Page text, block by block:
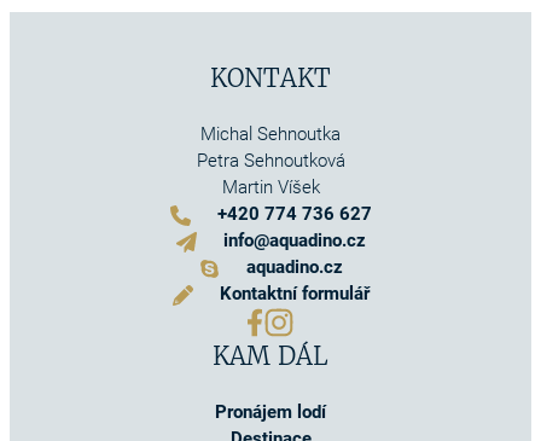
KONTAKT
Michal Sehnoutka
Petra Sehnoutková
Martin Víšek
+420 774 736 627
info@aquadino.cz
aquadino.cz
Kontaktní formulář
KAM DÁL
Pronájem lodí